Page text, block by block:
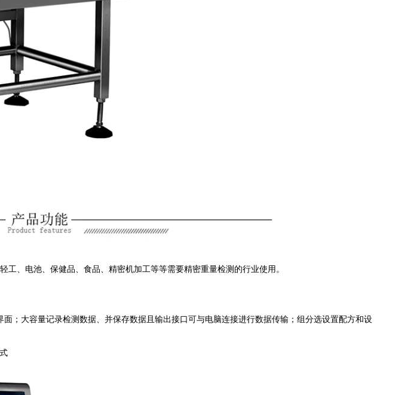
、电池、保健品、食品、精密机加工等等需要精密重量检测的行业使用。
；大容量记录检测数据、并保存数据且输出接口可与电脑连接进行数据传输；组分选设置配方和设